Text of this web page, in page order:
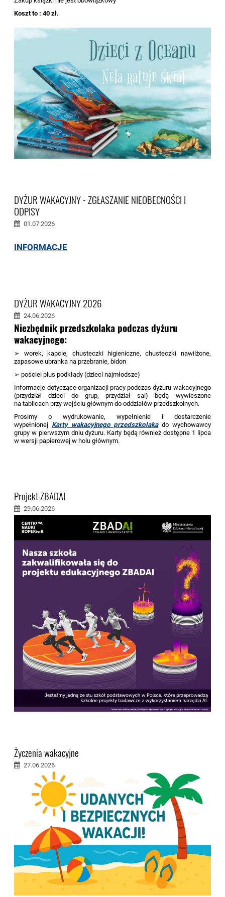
Koszt to : 40 zł.
DYŻUR WAKACYJNY - ZGŁASZANIE NIEOBECNOŚCI I
ODPISY
01.07.2026
INFORMACJE
DYŻUR WAKACYJNY 2026
24.06.2026
Niezbędnik przedszkolaka podczas dyżuru
wakacyjnego:
➢ worek, kapcie, chusteczki higieniczne, chusteczki nawilżone,
zapasowe ubranka na przebranie, bidon
➢ pościel plus podkłady (dzieci najmłodsze)
Informacje dotyczące organizacji pracy podczas dyżuru wakacyjnego
(przydział dzieci do grup, przydział sal) będą wywieszone
na tablicach przy wejściu głównym do oddziałów przedszkolnych.
Prosimy o wydrukowanie, wypełnienie i dostarczenie
wypełnionej Karty wakacyjnego przedszkolaka do wychowawcy
grupy w pierwszym dniu dyżuru. Karty będą również dostępne 1 lipca
w wersji papierowej w holu głównym.
Projekt ZBADAI
29.06.2026
Życzenia wakacyjne
27.06.2026